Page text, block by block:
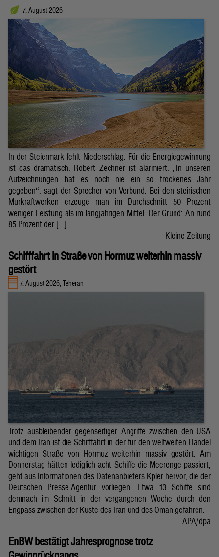
7. August 2026
In der Steiermark fehlt Niederschlag. Für die Energiegewinnung
ist das dramatisch. Robert Zechner ist alarmiert. „In unseren
Aufzeichnungen hat es noch nie ein so trockenes Jahr
gegeben“, sagt der Sprecher von Verbund. Bei den steirischen
Murkraftwerken erzeuge man im Durchschnitt 50 Prozent
weniger Leistung als im langjährigen Mittel. Der Grund: An rund
85 Prozent der […]
Kleine Zeitung
Schifffahrt in Straße von Hormuz weiterhin massiv
gestört
7. August 2026, Teheran
Trotz ausbleibender gegenseitiger Angriffe zwischen den USA
und dem Iran ist die Schifffahrt in der für den weltweiten Handel
wichtigen Straße von Hormuz weiterhin massiv gestört. Am
Donnerstag hätten lediglich acht Schiffe die Meerenge passiert,
geht aus Informationen des Datenanbieters Kpler hervor, die der
Deutschen Presse-Agentur vorliegen. Etwa 13 Schiffe sind
demnach im Schnitt in der vergangenen Woche durch den
Engpass zwischen der Küste des Iran und des Oman gefahren.
APA/dpa
EnBW bestätigt Jahresprognose trotz